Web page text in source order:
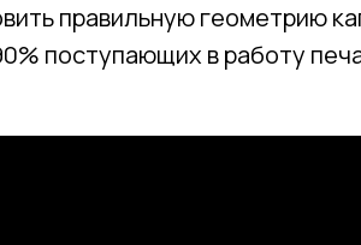
правильную геометрию
поступающих в работу